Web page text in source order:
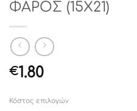
ΦΑΡΟΣ (15Χ21)
€1.80
Κόστος επιλογών